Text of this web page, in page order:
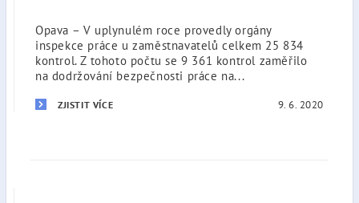
Opava – V uplynulém roce provedly orgány
inspekce práce u zaměstnavatelů celkem 25 834
kontrol. Z tohoto počtu se 9 361 kontrol zaměřilo
na dodržování bezpečnosti práce na...
ZJISTIT VÍCE 9. 6. 2020